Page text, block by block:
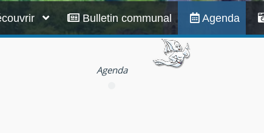
Bulletin communal Agenda
Agenda